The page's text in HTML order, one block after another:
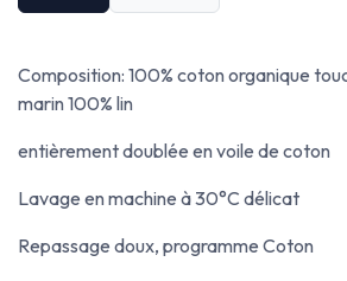
Composition: 100% coton organique
marin 100% lin
entièrement doublée en voile de coton
Lavage en machine à 30°C délicat
Repassage doux, programme Coton